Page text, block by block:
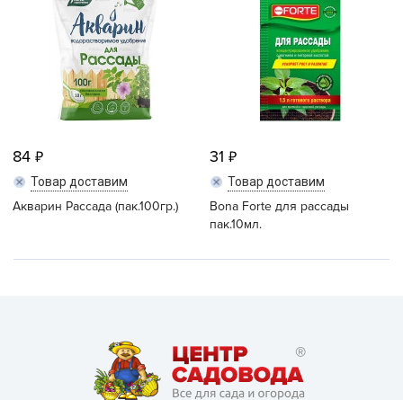
84
Товар доставим
Акварин Рассада (пак.100гр.)
31
Товар доставим
Bona Forte для рассады
пак.10мл.